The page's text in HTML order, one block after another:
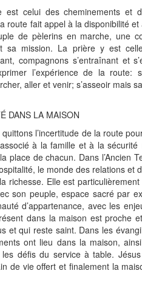
est celui des cheminements et
route fait appel à la disponibilité et
de pèlerins en marche, une
sa mission. La prière y est
compagnons s’entraînant et
l’expérience de la
aller et venir; s’asseoir mais
DANS LA MAISON
l’incertitude de la route
à la famille et à la
place de chacun. Dans l’Ancien
le monde des relations et
richesse. Elle est
son peuple, espace sacré par
d’appartenance, avec les
dans la maison est proche
et qui reste saint. Dans les
ont lieu dans la maison,
défis du service à table.
de vie offert et finalement la